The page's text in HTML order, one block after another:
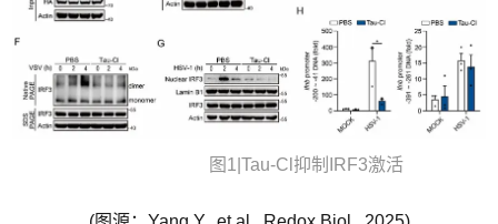
图1|Tau-Cl抑制IRF3激活